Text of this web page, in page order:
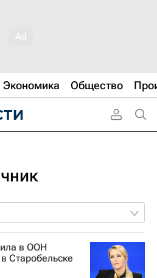
Экономика Общество
в ООН
Старобельске